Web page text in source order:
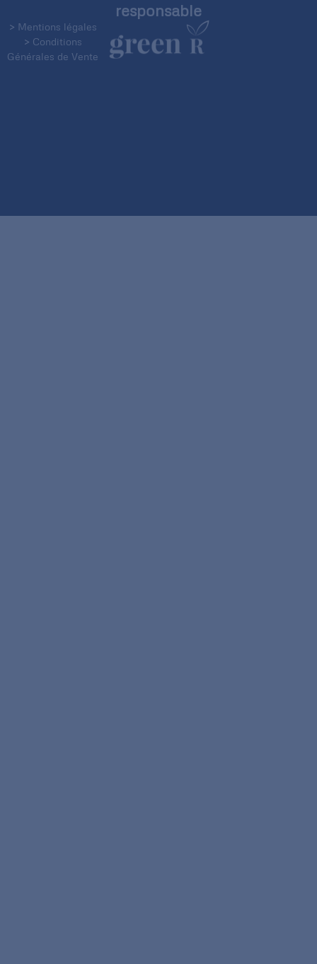
> Mentions légales
> Conditions
Générales de Vente
responsable